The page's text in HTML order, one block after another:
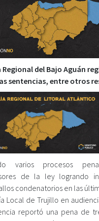
Regional del Bajo Aguán
sentencias, entre otros
varios procesos
de la ley logrando
condenatorios en las
Local de Trujillo en
reportó una pena de